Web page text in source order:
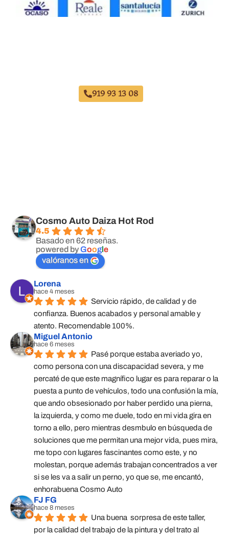
919 93 13 08
Cosmo Auto Daiza Hot Rod
4.5
Basado en 62 reseñas.
powered byGoogle
valóranos en
Lorena
hace 4 meses
Servicio rápido, de calidad y de
confianza. Buenos acabados y personal amable y
atento. Recomendable 100%.
Miguel Antonio
hace 6 meses
Pasé porque estaba averiado yo,
como persona con una discapacidad severa, y me
percaté de que este magnífico lugar es para reparar o la
puesta a punto de vehículos, todo una confusión la mía,
que ando obsesionado por haber perdido una pierna,
la izquierda, y como me duele, todo en mi vida gira en
torno a ello, pero mientras desmbulo en búsqueda de
soluciones que me permitan una mejor vida, pues mira,
me topo con lugares fascinantes como este, y no
molestan, porque además trabajan concentrados a ver
si se les va a salir un perno, yo que se, me encantó,
enhorabuena Cosmo Auto
FJ FG
hace 8 meses
Una buena  sorpresa de este taller,
por la calidad del trabajo de la pintura y del trato al